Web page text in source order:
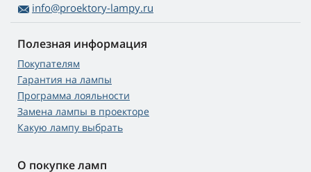
info@proektory-lampy.ru
Полезная информация
Покупателям
Гарантия на лампы
Программа лояльности
Замена лампы в проекторе
Какую лампу выбрать
О покупке ламп